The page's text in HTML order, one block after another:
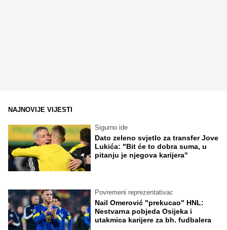
NAJNOVIJE VIJESTI
Sigurno ide
Dato zeleno svjetlo za transfer Jove
Lukića: "Bit će to dobra suma, u
pitanju je njegova karijera"
Povremeni reprezentativac
Nail Omerović "prekucao" HNL:
Nestvarna pobjeda Osijeka i
utakmica karijere za bh. fudbalera